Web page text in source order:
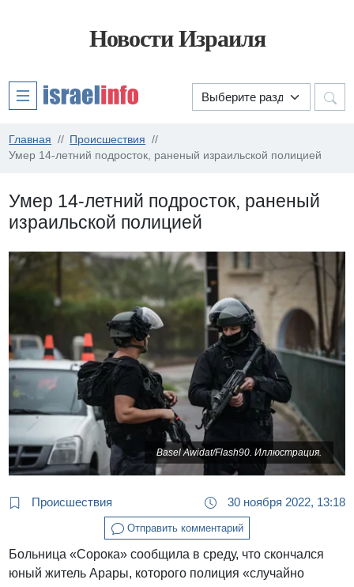
Новости Израиля
Главная
Происшествия
Умер 14-летний подросток, раненый израильской полицией
Умер 14-летний подросток, раненый
израильской полицией
Basel Awidat/Flash90. Иллюстрация.
Происшествия 30 ноября 2022, 13:18
Отправить комментарий
Больница «Сорока» сообщила в среду, что скончался
юный житель Арары, которого полиция «случайно